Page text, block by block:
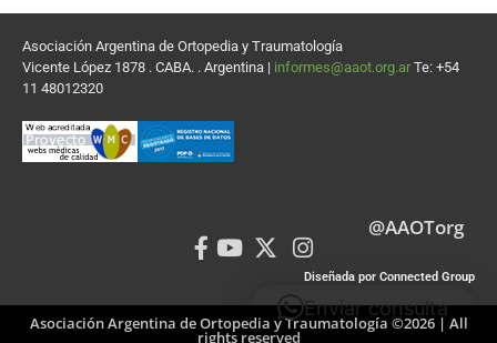
Asociación Argentina de Ortopedia y Traumatología
Vicente López 1878 . CABA. . Argentina | informes@aaot.org.ar Te: +54
11 48012320
@AAOTorg
Diseñada por Connected Group
Asociación Argentina de Ortopedia y Traumatología ©2026 | All
rights reserved
Enviar consulta